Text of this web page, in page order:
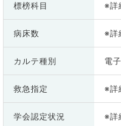
標榜科目 ※詳
病床数 ※詳
カルテ種別 電
救急指定 ※詳
学会認定状況 ※詳